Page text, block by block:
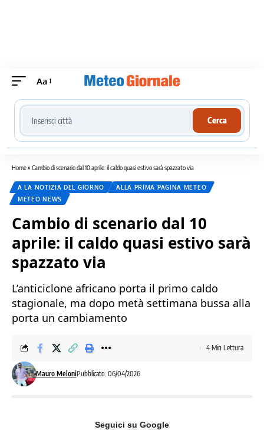
Aa
Cerca località meteo
Cerca
Home» Cambio di scenario dal 10 aprile: il caldo quasi estivo sarà spazzato via
A LA NOTIZIA DEL GIORNO
ALLA PRIMA PAGINA METEO
METEO NEWS
Cambio di scenario dal 10
aprile: il caldo quasi estivo sarà
spazzato via
L’anticiclone africano porta il primo caldo
stagionale, ma dopo metà settimana bussa alla
porta un cambiamento
Mauro MeloniPubblicato: 06/04/2026
4 Min Lettura
Seguici su Google